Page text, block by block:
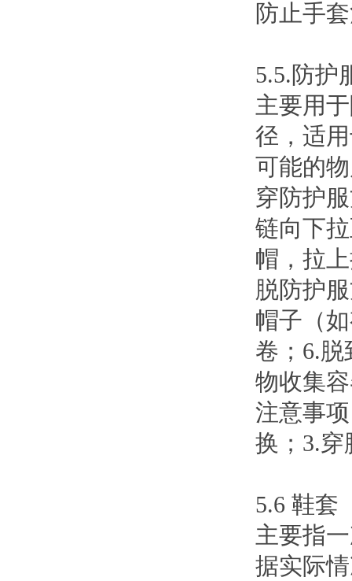
防止手
5.5.防护
主要用
径，适
可能的
穿防护
链向下
帽，拉
脱防护
帽子（
卷；6.
物收集
注意事
换；3.穿
5.6 鞋套
主要指
据实际